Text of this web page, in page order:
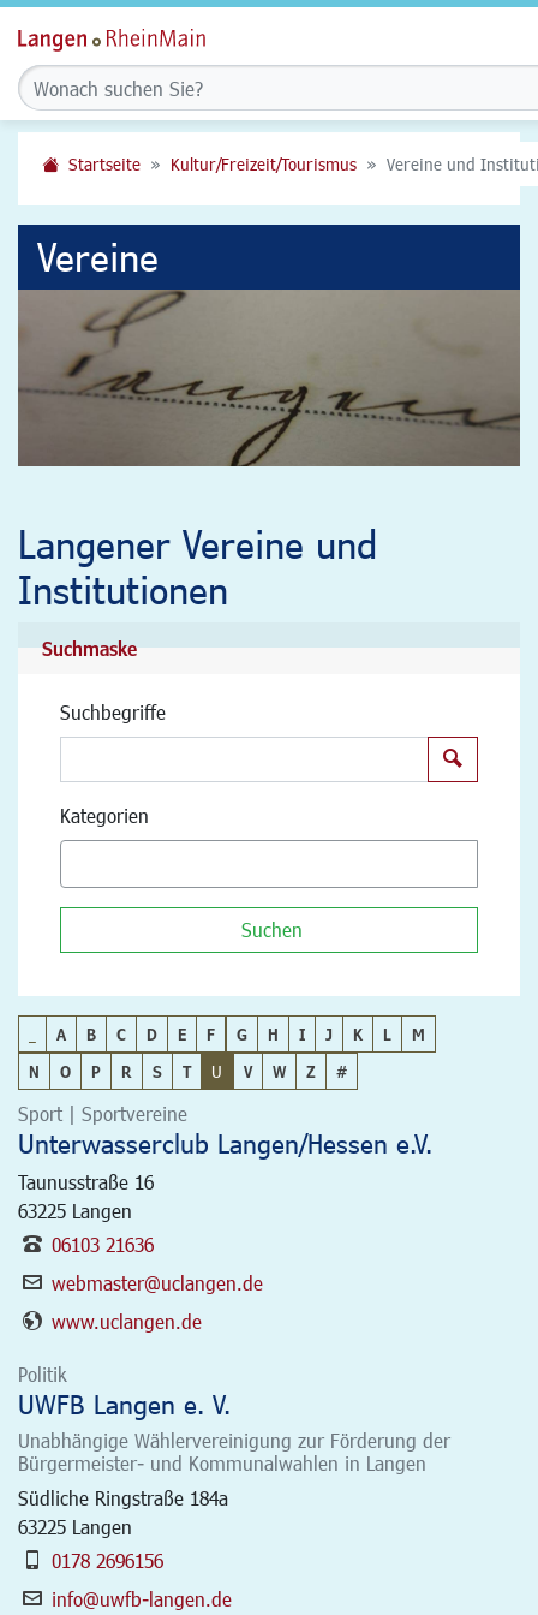
Startseite Kultur/Freizeit/Tourismus Vereine und
Vereine
Langener Vereine und
Institutionen
Suchmaske
Suchbegriffe
Kategorien
Suchen
A B C D E F G H I J K L
M
N
O P R S T U V W Z #
Sport | Sportvereine
Unterwasserclub Langen/Hessen e.V.
Taunusstraße 16
63225 Langen
06103 21636
webmaster@uclangen.de
www.uclangen.de
Politik
UWFB Langen e. V.
Unabhängige Wählervereinigung zur Förderung der
Bürgermeister- und Kommunalwahlen in Langen
Südliche Ringstraße 184a
63225 Langen
0178 2696156
info@uwfb-langen.de